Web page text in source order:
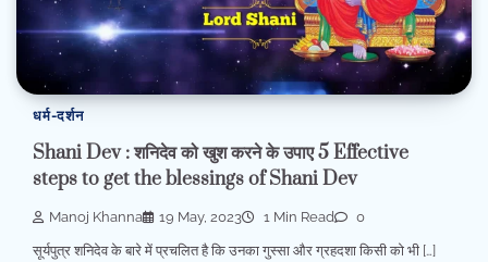
धर्म-दर्शन
Shani Dev : शनिदेव को खुश करने के उपाए 5 Effective
steps to get the blessings of Shani Dev
Manoj Khanna 19 May, 2023 1 Min Read 0
सूर्यपुत्र शनिदेव के बारे में प्रचलित है कि उनका गुस्सा और ग्रहदशा किसी को भी […]